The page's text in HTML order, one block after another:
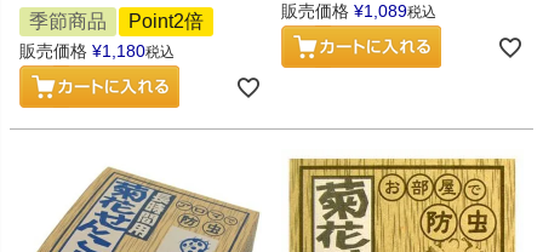
季節商品 Point2倍
販売価格 ¥1,180税込
販売価格 ¥1,089税込